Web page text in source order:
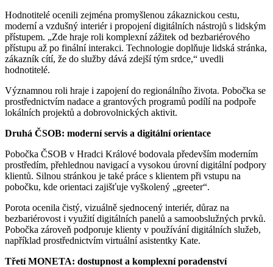
Hodnotitelé ocenili zejména promyšlenou zákaznickou cestu,
moderní a vzdušný interiér i propojení digitálních nástrojů s lidským
přístupem. „Zde hraje roli komplexní zážitek od bezbariérového
přístupu až po finální interakci. Technologie doplňuje lidská stránka,
zákazník cítí, že do služby dává zdejší tým srdce,“ uvedli
hodnotitelé.
Významnou roli hraje i zapojení do regionálního života. Pobočka se
prostřednictvím nadace a grantových programů podílí na podpoře
lokálních projektů a dobrovolnických aktivit.
Druhá ČSOB: moderní servis a digitální orientace
Pobočka ČSOB v Hradci Králové bodovala především moderním
prostředím, přehlednou navigací a vysokou úrovní digitální podpory
klientů. Silnou stránkou je také práce s klientem při vstupu na
pobočku, kde orientaci zajišťuje vyškolený „greeter“.
Porota ocenila čistý, vizuálně sjednocený interiér, důraz na
bezbariérovost i využití digitálních panelů a samoobslužných prvků.
Pobočka zároveň podporuje klienty v používání digitálních služeb,
například prostřednictvím virtuální asistentky Kate.
Třetí MONETA: dostupnost a komplexní poradenství